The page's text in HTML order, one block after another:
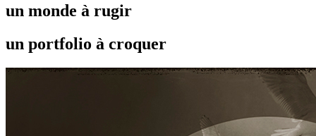
un monde à rugir
un portfolio à croquer